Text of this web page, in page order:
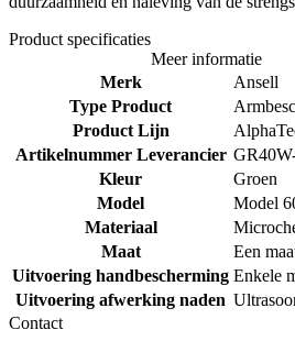
Product specificaties
Meer informatie
Merk
Ansell
Type Product
Product Lijn
Artikelnummer Leverancier
Kleur
Groen
Model
Model
Materiaal
Maat
Een
Uitvoering handbescherming Enkele
Uitvoering afwerking naden
Contact